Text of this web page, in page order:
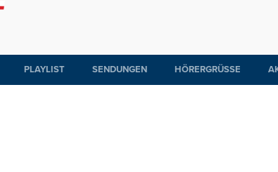
PLAYLIST SENDUNGEN HÖRERGRÜSSE